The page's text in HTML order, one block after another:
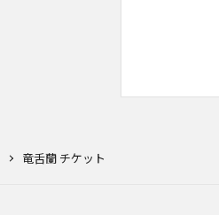
竜舌蘭 チケット